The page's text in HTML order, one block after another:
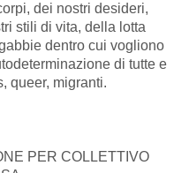
dei nostri desideri,
stili di vita, della lotta
dentro cui vogliono
di tutte e
queer, migranti.
PER COLLETTIVO